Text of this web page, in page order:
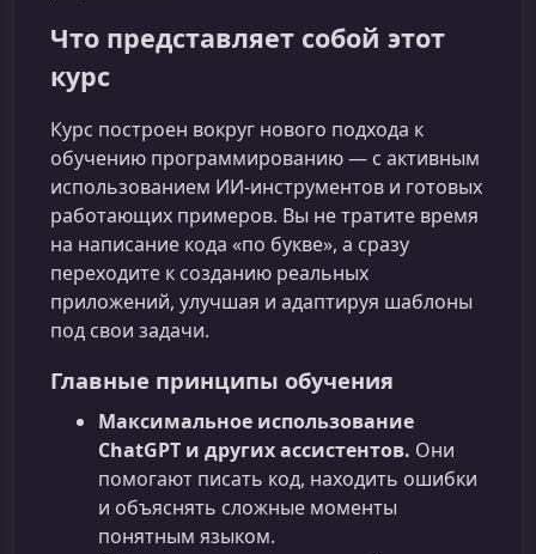
Что представляет собой этот
курс
Курс построен вокруг нового подхода к
обучению программированию — с активным
использованием ИИ‑инструментов и готовых
работающих примеров. Вы не тратите время
на написание кода «по букве», а сразу
переходите к созданию реальных
приложений, улучшая и адаптируя шаблоны
под свои задачи.
Главные принципы обучения
Максимальное использование
ChatGPT и других ассистентов. Они
помогают писать код, находить ошибки
и объяснять сложные моменты
понятным языком.